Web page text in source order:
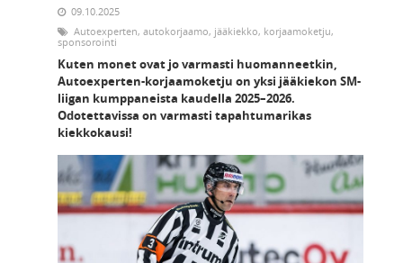
09.10.2025
Autoexperten, autokorjaamo, jääkiekko, korjaamoketju,
sponsorointi
Kuten monet ovat jo varmasti huomanneetkin,
Autoexperten-korjaamoketju on yksi jääkiekon SM-
liigan kumppaneista kaudella 2025–2026.
Odotettavissa on varmasti tapahtumarikas
kiekkokausi!